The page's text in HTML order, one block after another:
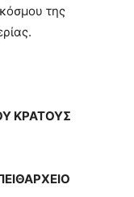
της
ΚΡΑΤΟΥΣ